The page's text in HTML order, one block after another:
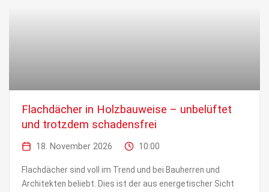
Flachdächer in Holzbauweise – unbelüftet
und trotzdem schadensfrei
18. November 2026 10:00
Flachdächer sind voll im Trend und bei Bauherren und
Architekten beliebt. Dies ist der aus energetischer Sicht